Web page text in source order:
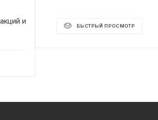
БЫСТРЫЙ ПРОСМОТР
и